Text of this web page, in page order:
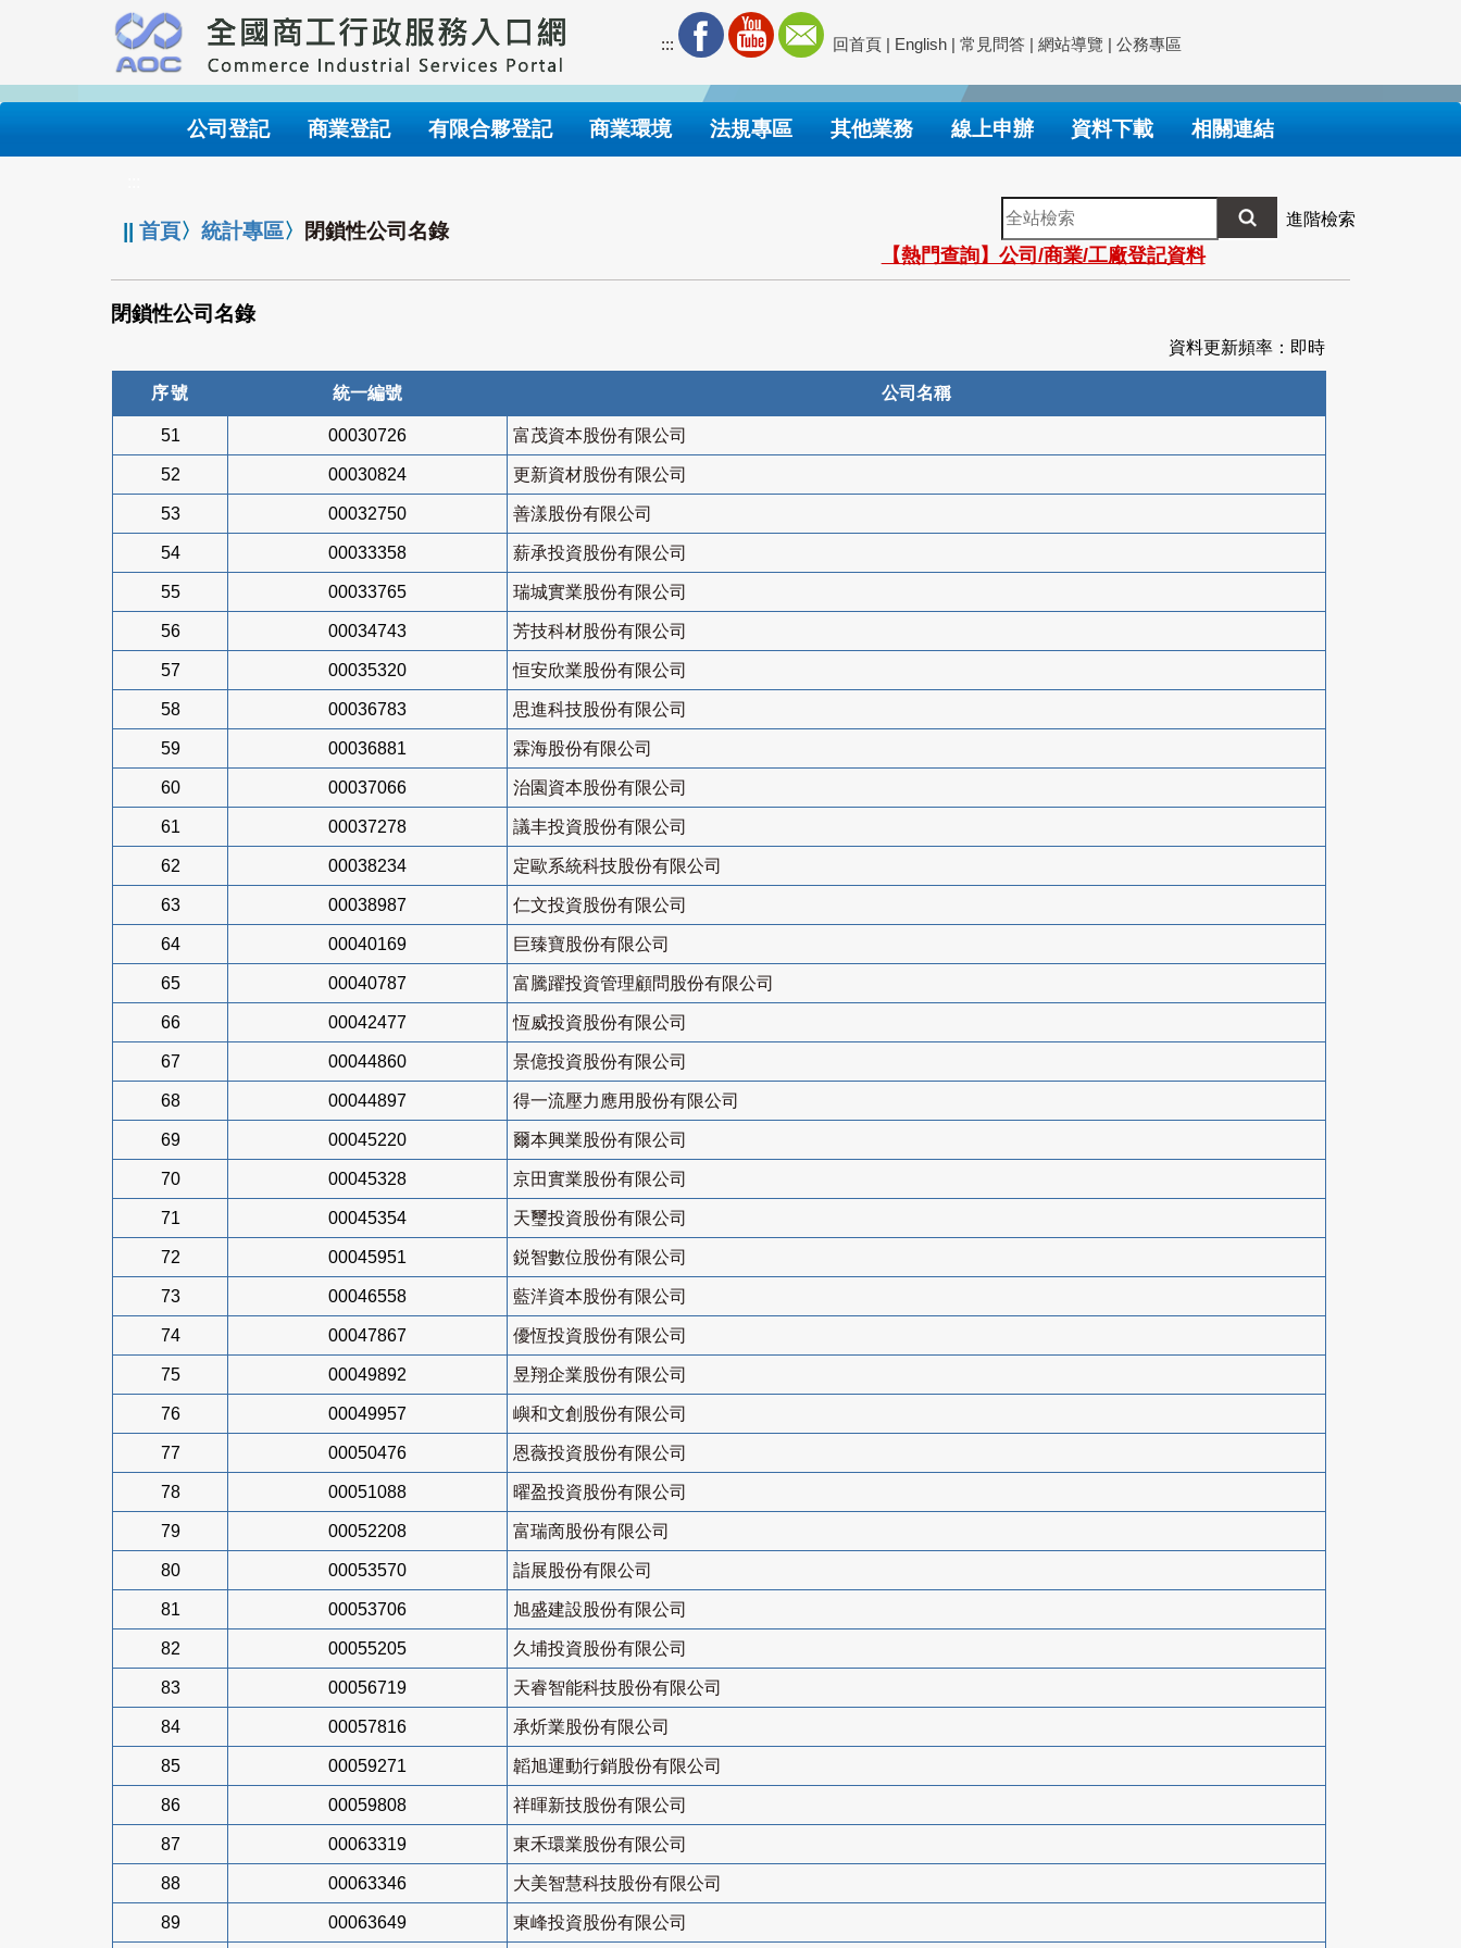
要
內
::: 回首頁 | English | 常見問答 | 網站導覽 | 公務專區
公司登記 商業登記 有限合夥登記 商業環境 法規專區 其他業務 線上申辦 資料下載 相關連結
||首頁〉統計專區〉 閉鎖性公司名錄
全
站
檢
索
進階檢索
【熱門查詢】公司/商業/工廠登記資料
閉鎖性公司名錄
資料更新頻率：即時
序號 統一編號 公司名稱
51 00030726 富茂資本股份有限公司
52 00030824 更新資材股份有限公司
53 00032750 善漾股份有限公司
54 00033358 薪承投資股份有限公司
55 00033765 瑞城實業股份有限公司
56 00034743 芳技科材股份有限公司
57 00035320 恒安欣業股份有限公司
58 00036783 思進科技股份有限公司
59 00036881 霖海股份有限公司
60 00037066 治園資本股份有限公司
61 00037278 議丰投資股份有限公司
62 00038234 定歐系統科技股份有限公司
63 00038987 仁文投資股份有限公司
64 00040169 巨臻寶股份有限公司
65 00040787 富騰躍投資管理顧問股份有限公司
66 00042477 恆威投資股份有限公司
67 00044860 景億投資股份有限公司
68 00044897 得一流壓力應用股份有限公司
69 00045220 爾本興業股份有限公司
70 00045328 京田實業股份有限公司
71 00045354 天璽投資股份有限公司
72 00045951 鋭智數位股份有限公司
73 00046558 藍洋資本股份有限公司
74 00047867 優恆投資股份有限公司
75 00049892 昱翔企業股份有限公司
76 00049957 嶼和文創股份有限公司
77 00050476 恩薇投資股份有限公司
78 00051088 曜盈投資股份有限公司
79 00052208 富瑞啇股份有限公司
80 00053570 詣展股份有限公司
81 00053706 旭盛建設股份有限公司
82 00055205 久埔投資股份有限公司
83 00056719 天睿智能科技股份有限公司
84 00057816 承炘業股份有限公司
85 00059271 韜旭運動行銷股份有限公司
86 00059808 祥暉新技股份有限公司
87 00063319 東禾環業股份有限公司
88 00063346 大美智慧科技股份有限公司
89 00063649 東峰投資股份有限公司